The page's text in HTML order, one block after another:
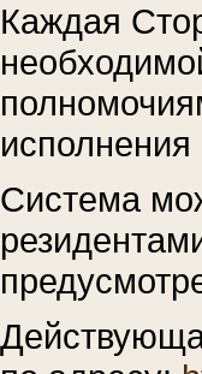
Каждая
Система